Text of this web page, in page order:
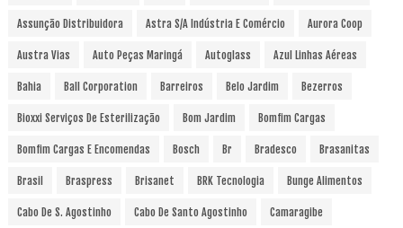
Assunção Distribuidora Astra S/A Indústria E Comércio Aurora Coop
Austra Vias Auto Peças Maringá Autoglass Azul Linhas Aéreas
Bahia Ball Corporation Barreiros Belo Jardim Bezerros
Bioxxi Serviços De Esterilização Bom Jardim Bomfim Cargas
Bomfim Cargas E Encomendas Bosch Br Bradesco Brasanitas
Brasil Braspress Brisanet BRK Tecnologia Bunge Alimentos
Cabo De S. Agostinho Cabo De Santo Agostinho Camaragibe